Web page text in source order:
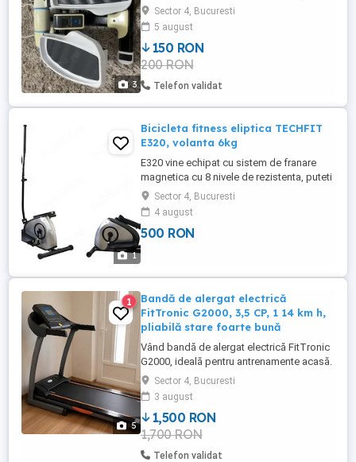
3
Sector 4, Bucuresti
5 august
150 RON
200 RON
Telefon validat
1
Bicicleta fitness eliptica TECHFIT
E320, volanta 6kg
E320 vine echipat cu sistem de franare
magnetica cu 8 nivele de rezistenta, puteti
regla intensitatea de pedalare cu ajutorul
butonului ce poate fi invartit de la + la -
sau invers in functie de dificultatea ce
doriti sa o obtineti, cu volanta de 6 kg si
Sector 4, Bucuresti
4 august
500 RON
5
1
Bandă de alergat electrică
FitTronic G2000, 3,5 CP, 1 14 km h,
pliabilă stare foarte bună
Vând bandă de alergat electrică FitTronic
G2000, ideală pentru antrenamente acasă.
Este în stare foarte bună de funcționare,
cumpărată de la Emag pe 31.07.2025,
folosită foarte puțin, întreținută.
Specificații: - motor: 3,5 CP - viteză
reglabilă: 1 14 km h - greutate suportata
120kg - înclinație manuala ...
Sector 4, Bucuresti
3 august
1,500 RON
1,700 RON
Telefon validat